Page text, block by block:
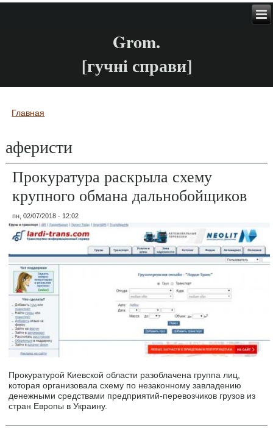
Grom.
[гучні справи]
Вы здесь
Главная
аферисти
Прокуратура раскрыла схему
крупного обмана дальнобойщиков
пн, 02/07/2018 - 12:02
Прокуратурой Киевской области разоблачена группа лиц,
которая организовала схему по незаконному завладению
денежными средствами предприятий-перевозчиков грузов из
стран Европы в Украину.